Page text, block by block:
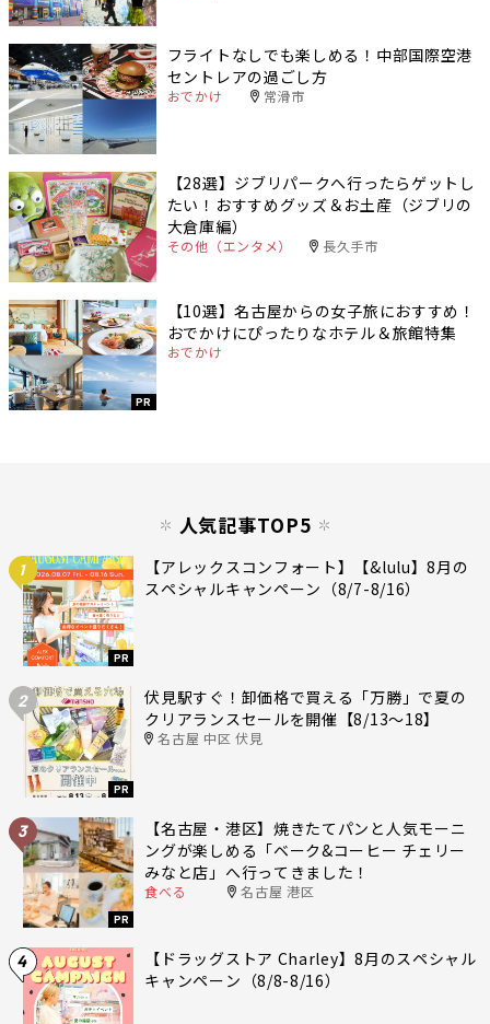
フライトなしでも楽しめる！中部国際空港
セントレアの過ごし方
おでかけ 常滑市
【28選】ジブリパークへ行ったらゲットし
たい！おすすめグッズ＆お土産（ジブリの
大倉庫編）
その他（エンタメ） 長久手市
PR
【10選】名古屋からの女子旅におすすめ！
おでかけにぴったりなホテル＆旅館特集
おでかけ
人気記事TOP5
1
PR
【アレックスコンフォート】【&lulu】8月の
スペシャルキャンペーン（8/7-8/16）
2
PR
伏見駅すぐ！卸価格で買える「万勝」で夏の
クリアランスセールを開催【8/13〜18】
名古屋 中区 伏見
3
PR
【名古屋・港区】焼きたてパンと人気モーニ
ングが楽しめる「ベーク&コーヒー チェリー
みなと店」へ行ってきました！
食べる 名古屋 港区
4
【ドラッグストア Charley】8月のスペシャル
キャンペーン（8/8-8/16）